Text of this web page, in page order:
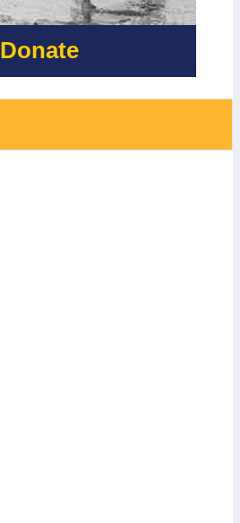
Donate